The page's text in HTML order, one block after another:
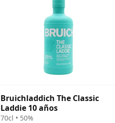
Bruichladdich The Classic
Laddie 10 años
70cl • 50%